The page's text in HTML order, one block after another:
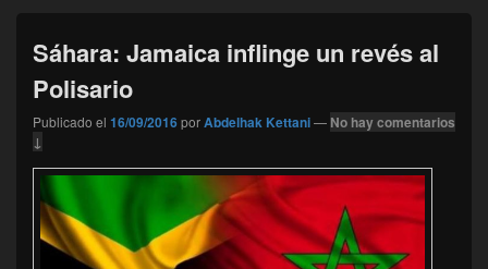
Sáhara: Jamaica inflinge un revés al
Polisario
Publicado el 16/09/2016porAbdelhak Kettani— No hay comentarios
↓